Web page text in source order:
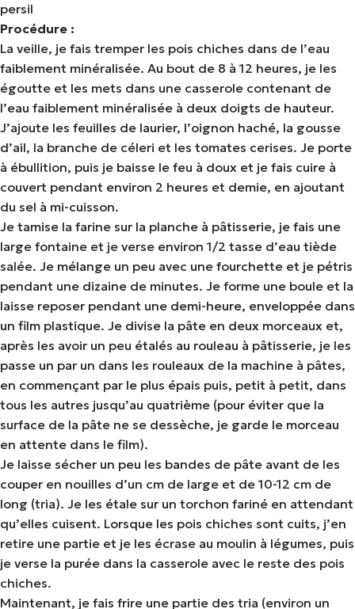
persil
Procédure :
La veille, je fais tremper les pois chiches dans de l’eau
faiblement minéralisée. Au bout de 8 à 12 heures, je les
égoutte et les mets dans une casserole contenant de
l’eau faiblement minéralisée à deux doigts de hauteur.
J’ajoute les feuilles de laurier, l’oignon haché, la gousse
d’ail, la branche de céleri et les tomates cerises. Je porte
à ébullition, puis je baisse le feu à doux et je fais cuire à
couvert pendant environ 2 heures et demie, en ajoutant
du sel à mi-cuisson.
Je tamise la farine sur la planche à pâtisserie, je fais une
large fontaine et je verse environ 1/2 tasse d’eau tiède
salée. Je mélange un peu avec une fourchette et je pétris
pendant une dizaine de minutes. Je forme une boule et la
laisse reposer pendant une demi-heure, enveloppée dans
un film plastique. Je divise la pâte en deux morceaux et,
après les avoir un peu étalés au rouleau à pâtisserie, je les
passe un par un dans les rouleaux de la machine à pâtes,
en commençant par le plus épais puis, petit à petit, dans
tous les autres jusqu’au quatrième (pour éviter que la
surface de la pâte ne se dessèche, je garde le morceau
en attente dans le film).
Je laisse sécher un peu les bandes de pâte avant de les
couper en nouilles d’un cm de large et de 10-12 cm de
long (tria). Je les étale sur un torchon fariné en attendant
qu’elles cuisent. Lorsque les pois chiches sont cuits, j’en
retire une partie et je les écrase au moulin à légumes, puis
je verse la purée dans la casserole avec le reste des pois
chiches.
Maintenant, je fais frire une partie des tria (environ un